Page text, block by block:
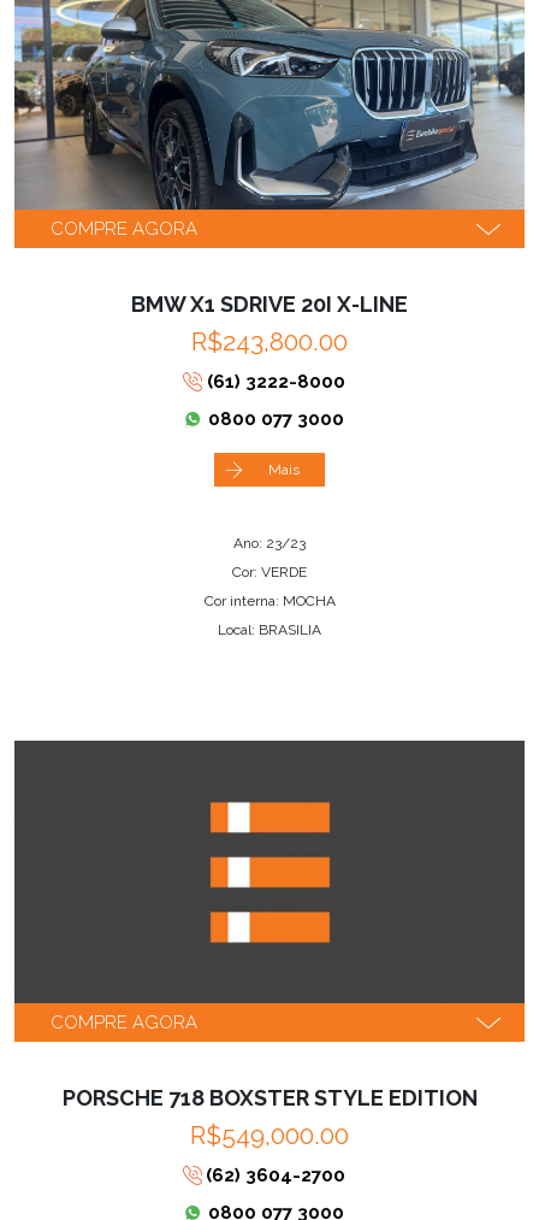
COMPRE AGORA
BMW X1 SDRIVE 20I X-LINE
R$243,800.00
(61) 3222-8000
0800 077 3000
Mais
Ano: 23/23
Cor: VERDE
Cor interna: MOCHA
Local: BRASILIA
COMPRE AGORA
PORSCHE 718 BOXSTER STYLE EDITION
R$549,000.00
(62) 3604-2700
0800 077 3000